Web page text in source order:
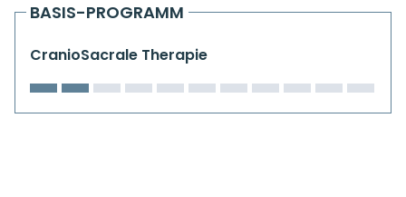
BASIS-PROGRAMM
CranioSacrale Therapie
Kursorte mit Kursangeboten